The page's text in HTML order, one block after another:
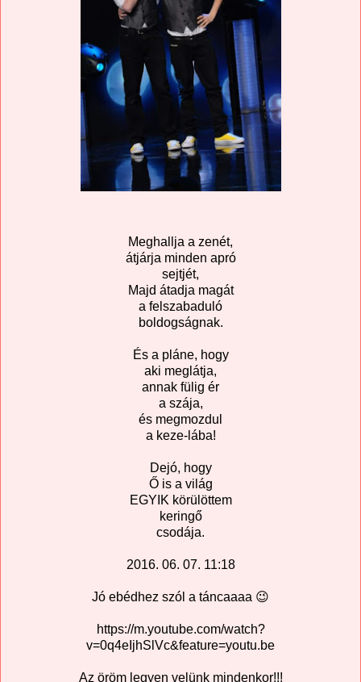
Meghallja a zenét,
átjárja minden apró
sejtjét,
Majd átadja magát
a felszabaduló
boldogságnak.
És a pláne, hogy
aki meglátja,
annak fülig ér
a szája,
és megmozdul
a keze-lába!
Dejó, hogy
Ő is a világ
EGYIK körülöttem
keringő
csodája.
2016. 06. 07. 11:18
Jó ebédhez szól a táncaaaa 😉
https://m.youtube.com/watch?
v=0q4eIjhSlVc&feature=youtu.be
Az öröm legyen velünk mindenkor!!!